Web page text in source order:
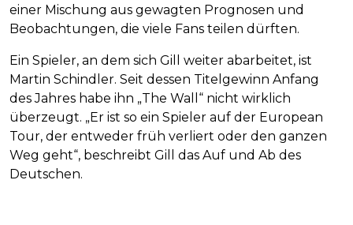
einer Mischung aus gewagten Prognosen und
Beobachtungen, die viele Fans teilen dürften.
Ein Spieler, an dem sich Gill weiter abarbeitet, ist
Martin Schindler. Seit dessen Titelgewinn Anfang
des Jahres habe ihn „The Wall“ nicht wirklich
überzeugt. „Er ist so ein Spieler auf der European
Tour, der entweder früh verliert oder den ganzen
Weg geht“, beschreibt Gill das Auf und Ab des
Deutschen.